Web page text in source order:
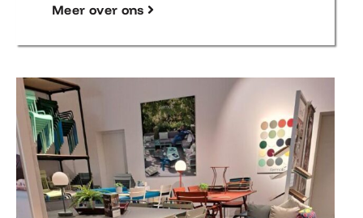
Meer over ons